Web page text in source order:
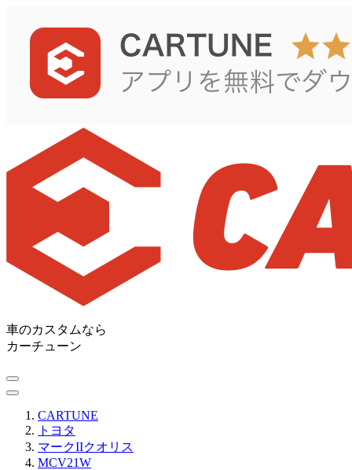
車のカスタムなら
カーチューン
CARTUNE
トヨタ
マークIIクオリス
MCV21W